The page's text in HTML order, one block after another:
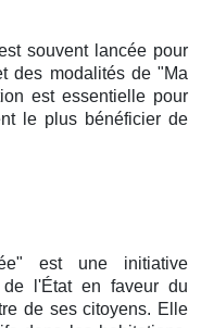
souvent lancée pour
des modalités de "Ma
est essentielle pour
le plus bénéficier de
est une initiative
de l'État en faveur du
de ses citoyens. Elle